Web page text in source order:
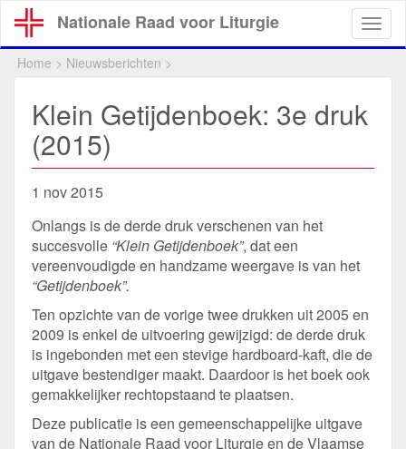
Overslaan
en
naar
Nationale Raad voor Liturgie
Home > Nieuwsberichten >
Klein Getijdenboek: 3e druk
(2015)
1 nov 2015
Onlangs is de derde druk verschenen van het
succesvolle “Klein Getijdenboek”, dat een
vereenvoudigde en handzame weergave is van het
“Getijdenboek”.
Ten opzichte van de vorige twee drukken uit 2005 en
2009 is enkel de uitvoering gewijzigd: de derde druk
is ingebonden met een stevige hardboard-kaft, die de
uitgave bestendiger maakt. Daardoor is het boek ook
gemakkelijker rechtopstaand te plaatsen.
Deze publicatie is een gemeenschappelijke uitgave
van de Nationale Raad voor Liturgie en de Vlaamse